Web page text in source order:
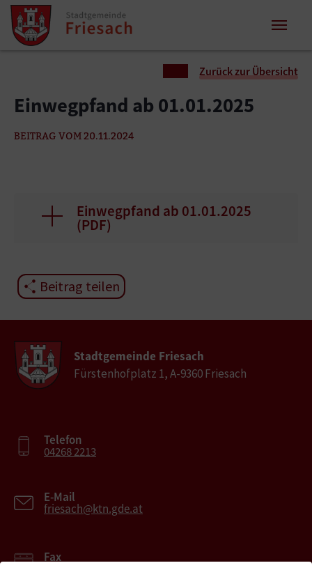
Zum Inhalt springen
Zum Seitenende springen
Zurück zur Übersicht
Einwegpfand ab 01.01.2025
BEITRAG VOM 20.11.2024
Einwegpfand ab 01.01.2025
(PDF)
Beitrag teilen
Stadtgemeinde Friesach
Fürstenhofplatz 1, A-9360 Friesach
Telefon
04268 2213
E-Mail
friesach@ktn.gde.at
Fax